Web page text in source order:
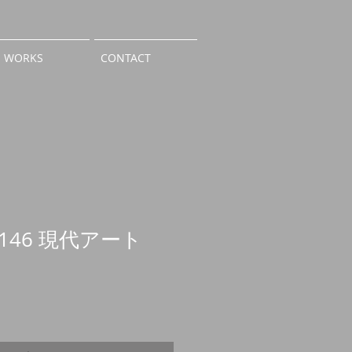
WORKS CONTACT
現代アート